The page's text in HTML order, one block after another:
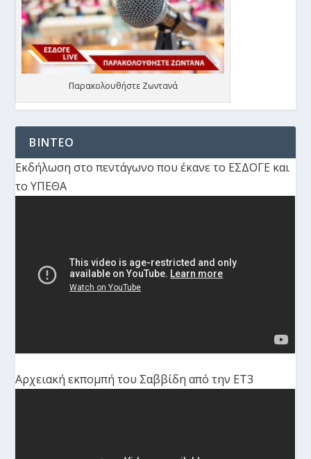
Παρακολουθήστε Ζωντανά
ΒΙΝΤΕΟ
Εκδήλωση στο πεντάγωνο που έκανε το ΕΣΔΟΓΕ και
το ΥΠΕΘΑ
Αρχειακή εκπομπή του Σαββίδη από την ΕΤ3